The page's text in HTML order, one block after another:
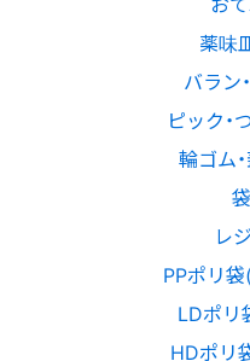
薬味
バラン
ピック・
輪ゴム・
レ
PPポリ袋
LDポリ
HDポリ